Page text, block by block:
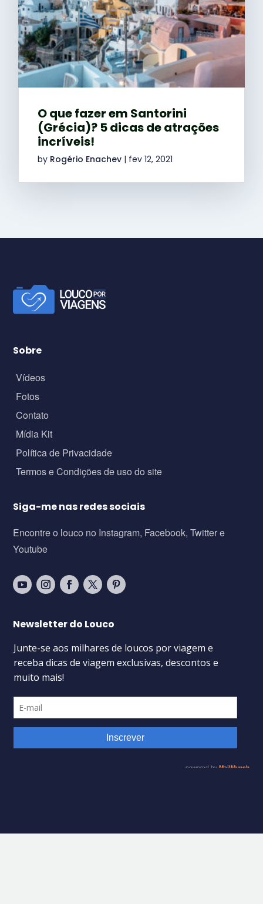
O que fazer em Santorini
(Grécia)? 5 dicas de atrações
incríveis!
by Rogério Enachev | fev 12, 2021
Sobre
Vídeos
Fotos
Contato
Mídia Kit
Política de Privacidade
Termos e Condições de uso do site
Siga-me nas redes sociais
Encontre o louco no Instagram, Facebook, Twitter e
Youtube
Newsletter do Louco